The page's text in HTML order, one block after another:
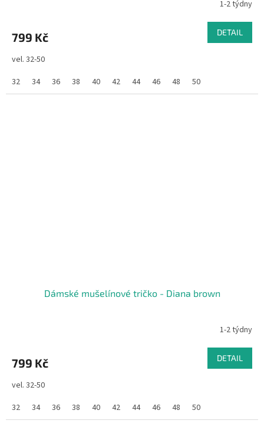
1-2 týdny
799 Kč DETAIL
vel. 32-50
32
34 36 38 40 42 44 46 48 50
Dámské mušelínové tričko - Diana brown
1-2 týdny
799 Kč DETAIL
vel. 32-50
32
34 36 38 40 42 44 46 48 50